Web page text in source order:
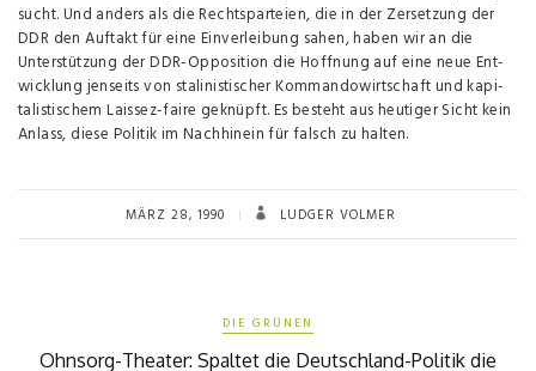
sucht. Und anders als die Rechtsparteien, die in der Zer­setzung der
DDR den Auftakt für eine Einverleibung sahen, haben wir an die
Unterstützung der DDR-Opposition die Hoff­nung auf eine neue Ent­
wicklung jenseits von stalinistischer Kommandowirtschaft und kapi­
talistischem Laissez-faire geknüpft. Es besteht aus heutiger Sicht kein
Anlass, diese Po­litik im Nachhinein für falsch zu hal­ten.
MÄRZ 28, 1990 LUDGER VOLMER
DIE GRÜNEN
Ohnsorg-Theater: Spaltet die Deutschland-Politik die